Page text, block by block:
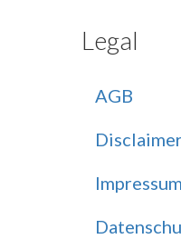
Legal
AGB
Impressum